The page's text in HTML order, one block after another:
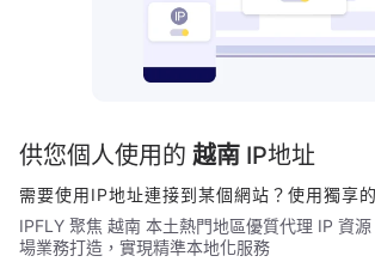
供您個人使用的 越南 IP地址
需要使用IP地址連接到某個網站？使用獨享的
IPFLY 聚焦 越南 本土熱門地區優質代理 IP 資源
場業務打造，實現精準本地化服務